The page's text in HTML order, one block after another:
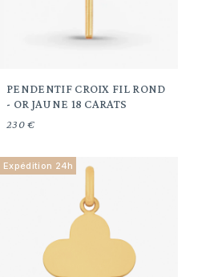
PENDENTIF CROIX FIL ROND
- OR JAUNE 18 CARATS
230 €
Expédition 24h